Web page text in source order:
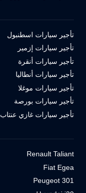
تأجير سيارات اسطنبول
تأجير سيارات إزمير
تأجير سيارات أنقرة
تأجير سيارات أنطاليا
تأجير سيارات موغلا
تأجير سيارات بورصة
تأجير سيارات غازي عنتاب
Renault Taliant
Fiat Egea
Peugeot 301